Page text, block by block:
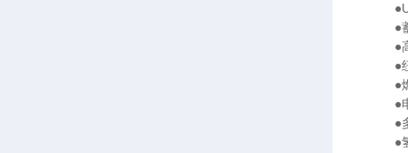
●蓄
●高
●纽
●燃
●电
●多
●氢